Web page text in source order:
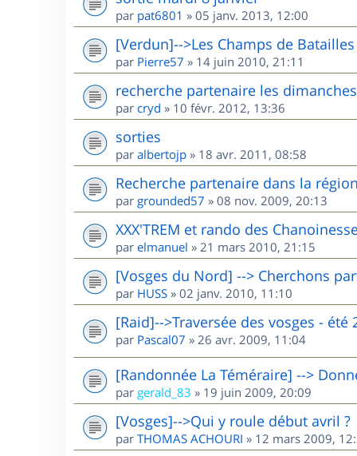
par pat6801 » 05 janv. 2013, 12:00
[Verdun]-->Les Champs de Batailles
par Pierre57 » 14 juin 2010, 21:11
recherche partenaire les
par cryd » 10 févr. 2012, 13:36
sorties
par albertojp » 18 avr. 2011, 08:58
Recherche partenaire dans la
par grounded57 » 08 nov. 2009, 20:13
XXX'TREM et rando des
par elmanuel » 21 mars 2010, 21:15
[Vosges du Nord] --> Cherchons
par HUSS » 02 janv. 2010, 11:10
[Raid]-->Traversée des vosges - été
par Pascal07 » 26 avr. 2009, 11:04
[Randonnée La Téméraire] -->
par gerald_83 » 19 juin 2009, 20:09
[Vosges]-->Qui y roule début avril ?
par THOMAS ACHOURI » 12 mars 2009,